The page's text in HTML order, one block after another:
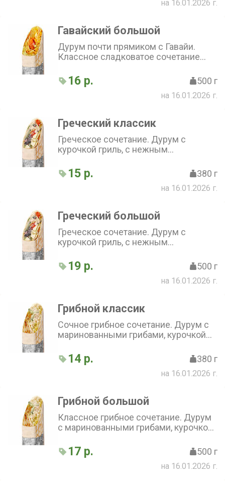
на 16.01.2026 г.
Гавайский большой
Дурум почти прямиком с Гавайи.
Классное сладковатое сочетание
дополнен капустой и фирменным
соусом
16 р. 500 г
на 16.01.2026 г.
Греческий классик
Греческое сочетание. Дурум с
курочкой гриль, с нежным
сыра Фета, свежего огурца, перца,
маслин, капусты и лука
15 р. 380 г
на 16.01.2026 г.
Греческий большой
Греческое сочетание. Дурум с
курочкой гриль, с нежным
сыра фета, свежего огурца, перца,
маслин, капусты и лука
19 р. 500 г
на 16.01.2026 г.
Грибной классик
Сочное грибное сочетание. Дурум с
маринованными грибами, курочкой
капустой, свежим огурчиком и луком
14 р. 380 г
на 16.01.2026 г.
Грибной большой
Классное грибное сочетание. Дурум
с маринованными грибами, курочкой
капустой, свежим огурчиком и луком
17 р. 500 г
на 16.01.2026 г.